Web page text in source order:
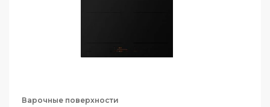
Варочные поверхности